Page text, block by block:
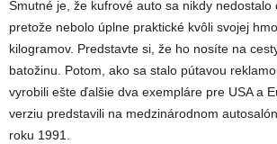
Smutné je, že kufrové auto sa nikdy nedostalo
pretože nebolo úplne praktické kvôli svojej
kilogramov. Predstavte si, že ho nosíte na
batožinu. Potom, ako sa stalo pútavou
vyrobili ešte ďalšie dva exempláre pre USA a
verziu predstavili na medzinárodnom
roku 1991.